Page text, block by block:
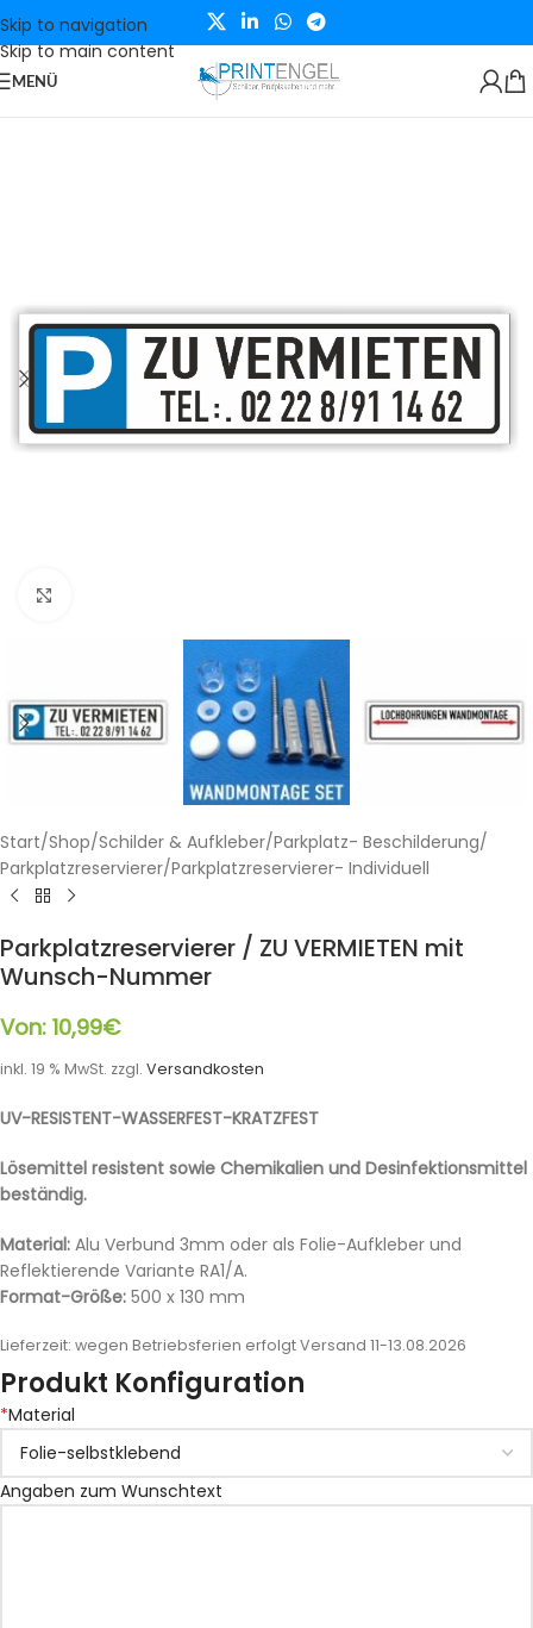
Skip to navigation
Skip to main content
MENÜ
Start/Shop/Schilder & Aufkleber/Parkplatz- Beschilderung/
Parkplatzreservierer/Parkplatzreservierer- Individuell
Parkplatzreservierer / ZU VERMIETEN mit
Wunsch-Nummer
Von: 10,99€
inkl. 19 % MwSt. zzgl. Versandkosten
UV-RESISTENT-WASSERFEST-KRATZFEST
Lösemittel resistent sowie Chemikalien und Desinfektionsmittel
beständig.
Material: Alu Verbund 3mm oder als Folie-Aufkleber und
Reflektierende Variante RA1/A.
Format-Größe: 500 x 130 mm
Lieferzeit: wegen Betriebsferien erfolgt Versand 11-13.08.2026
Produkt Konfiguration
*Material
Angaben zum Wunschtext